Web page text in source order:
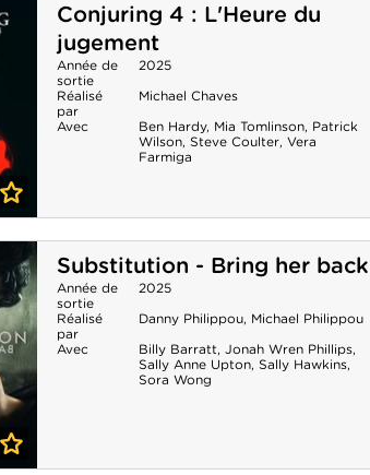
Conjuring 4 : L'Heure du
jugement
Année de
sortie
2025
Réalisé
par
Michael Chaves
Avec
Ben Hardy, Mia Tomlinson, Patrick
Wilson, Steve Coulter, Vera
Farmiga
Substitution - Bring her back
Année de
sortie
2025
Réalisé
par
Danny Philippou, Michael Philippou
Avec
Billy Barratt, Jonah Wren Phillips,
Sally Anne Upton, Sally Hawkins,
Sora Wong